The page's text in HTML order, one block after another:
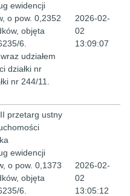
ewidencji
o pow. 0,2352
objęta
6.
udziałem
działki nr
nr 244/11.
2026-02-
02
13:09:07
przetarg ustny
ewidencji
o pow. 0,1373
objęta
6.
2026-02-
02
13:05:12